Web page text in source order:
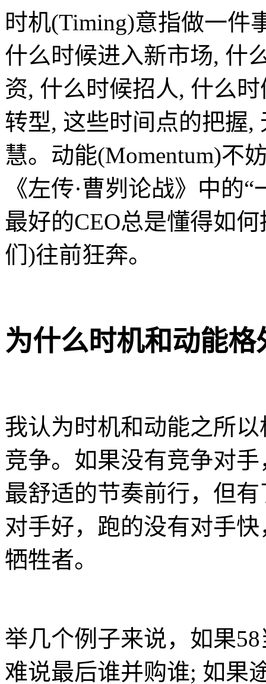
时机(Timing)意指做一件
什么时候进入新市场, 什
资, 什么时候招人, 什么
转型, 这些时间点的把握,
慧。动能(Momentum)不
《左传·曹刿论战》中的
最好的CEO总是懂得如
们)往前狂奔。
为什么时机和动能格
我认为时机和动能之所
竞争。如果没有竞争对
最舒适的节奏前行，但
对手好，跑的没有对手
牺牲者。
举几个例子来说，如果
难说最后谁并购谁; 如果